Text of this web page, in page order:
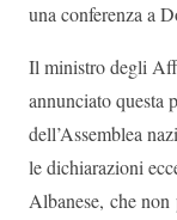
una conferenza a
Il ministro degli
annunciato questa
dell’Assemblea
le dichiarazioni
Albanese, che